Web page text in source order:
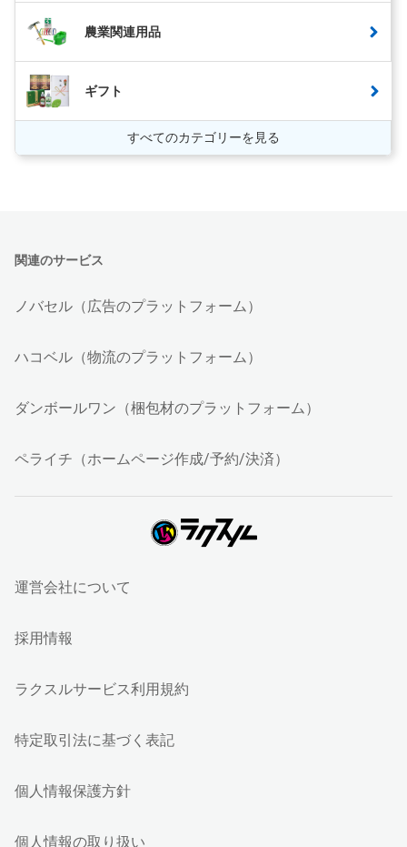
農業関連用品
ギフト
すべてのカテゴリーを見る
関連のサービス
ノバセル（広告のプラットフォーム）
ハコベル（物流のプラットフォーム）
ダンボールワン（梱包材のプラットフォーム）
ペライチ（ホームページ作成/予約/決済）
運営会社について
採用情報
ラクスルサービス利用規約
特定取引法に基づく表記
個人情報保護方針
個人情報の取り扱い